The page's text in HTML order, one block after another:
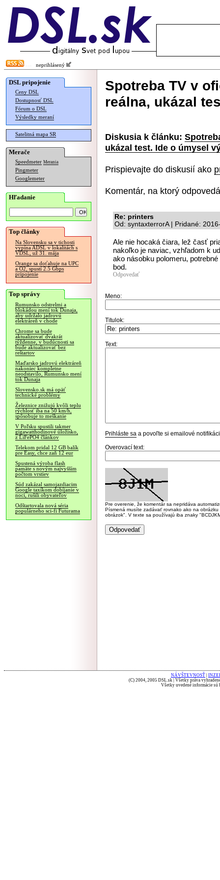
neprihlásený
DSL pripojenie
Ceny DSL
Dostupnosť DSL
Fórum o DSL
Výsledky meraní
Satelitná mapa SR
Merače
Speedmeter Merania
Pingmeter
Googlemeter
Hľadanie
Top články
Na Slovensku sa v tichosti
vypína ADSL v lokalitách s
VDSL, už 31. mája
Orange sa doťahuje na UPC
a O2, spustí 2.5 Gbps
pripojenie
Top správy
Rumunsko odstrelmi a
blokádou mení tok Dunaja,
aby udržalo jadrovú
elektráreň v chode
Chrome sa bude
aktualizovať dvakrát
týždenne, v budúcnosti sa
bude aktualizovať bez
reštartov
Maďarsko jadrovú elektráreň
nakoniec kompletne
neodstavilo, Rumunsko mení
tok Dunaja
Slovensko.sk má opäť
technické problémy
Železnice znižujú kvôli teplu
rýchlosť iba na 50 km/h,
spôsobuje to meškanie
V Poľsku spustili takmer
gigawatthodinové úložisko,
z LiFePO4 článkov
Telekom pridal 12 GB balík
pre Easy, chce zaň 12 eur
Spustená výroba flash
pamäte s novým najvyšším
počtom vrstiev
Súd zakázal samojazdiacim
Google taxíkom dobíjanie v
noci, rušili obyvateľov
Odštartovala nová séria
populárneho sci-fi Futurama
Spotreba TV v
reálna, ukázal
Diskusia k článku:
ukázal test. Ide o úmysel
Prispievajte do diskusií ako
Komentár, na ktorý
Re: printers
Od: syntaxterrorA | Pridané:
Ale nie hocaká čiara, lež časť
nakoľko je naviac, vzhľadom k
ako násobku polomeru,
bod.
Odpovedať
Meno:
Titulok:
Text:
Prihláste sa a povoľte si emailové
Overovací text:
Pre overenie, že komentár sa nepridáva
Písmená musíte zadávať rovnako ako na
obrázok". V texte sa používajú iba znaky
NÁVŠTEVNOSŤ
(C) 2004, 2005 DSL.sk | Všetky práva
Všetky uvedené informácie sú